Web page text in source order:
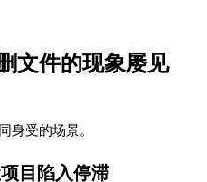
文件的现象屡见
身受的场景。
目陷入停滞